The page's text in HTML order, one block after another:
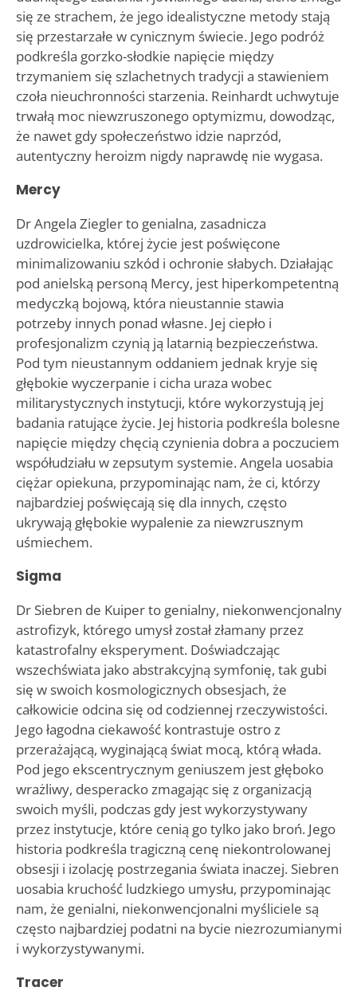
się ze strachem, że jego idealistyczne metody stają
się przestarzałe w cynicznym świecie. Jego podróż
podkreśla gorzko-słodkie napięcie między
trzymaniem się szlachetnych tradycji a stawieniem
czoła nieuchronności starzenia. Reinhardt uchwytuje
trwałą moc niewzruszonego optymizmu, dowodząc,
że nawet gdy społeczeństwo idzie naprzód,
autentyczny heroizm nigdy naprawdę nie wygasa.
Mercy
Dr Angela Ziegler to genialna, zasadnicza
uzdrowicielka, której życie jest poświęcone
minimalizowaniu szkód i ochronie słabych. Działając
pod anielską personą Mercy, jest hiperkompetentną
medyczką bojową, która nieustannie stawia
potrzeby innych ponad własne. Jej ciepło i
profesjonalizm czynią ją latarnią bezpieczeństwa.
Pod tym nieustannym oddaniem jednak kryje się
głębokie wyczerpanie i cicha uraza wobec
militarystycznych instytucji, które wykorzystują jej
badania ratujące życie. Jej historia podkreśla bolesne
napięcie między chęcią czynienia dobra a poczuciem
współudziału w zepsutym systemie. Angela uosabia
ciężar opiekuna, przypominając nam, że ci, którzy
najbardziej poświęcają się dla innych, często
ukrywają głębokie wypalenie za niewzrusznym
uśmiechem.
Sigma
Dr Siebren de Kuiper to genialny, niekonwencjonalny
astrofizyk, którego umysł został złamany przez
katastrofalny eksperyment. Doświadczając
wszechświata jako abstrakcyjną symfonię, tak gubi
się w swoich kosmologicznych obsesjach, że
całkowicie odcina się od codziennej rzeczywistości.
Jego łagodna ciekawość kontrastuje ostro z
przerażającą, wyginającą świat mocą, którą włada.
Pod jego ekscentrycznym geniuszem jest głęboko
wrażliwy, desperacko zmagając się z organizacją
swoich myśli, podczas gdy jest wykorzystywany
przez instytucje, które cenią go tylko jako broń. Jego
historia podkreśla tragiczną cenę niekontrolowanej
obsesji i izolację postrzegania świata inaczej. Siebren
uosabia kruchość ludzkiego umysłu, przypominając
nam, że genialni, niekonwencjonalni myśliciele są
często najbardziej podatni na bycie niezrozumianymi
i wykorzystywanymi.
Tracer